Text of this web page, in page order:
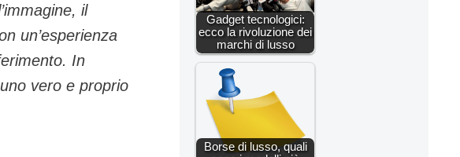
il
un’esperienza
In
vero e proprio
Gadget tecnologici:
ecco la rivoluzione dei
marchi di lusso
Borse di lusso, quali